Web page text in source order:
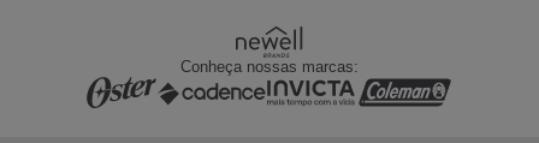
Conheça nossas marcas: